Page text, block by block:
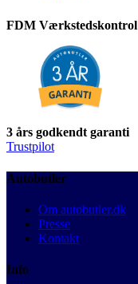
FDM Værkstedskontrol
3 års godkendt garanti
Trustpilot
Autobutler
Om autobutler.dk
Presse
Kontakt
Info